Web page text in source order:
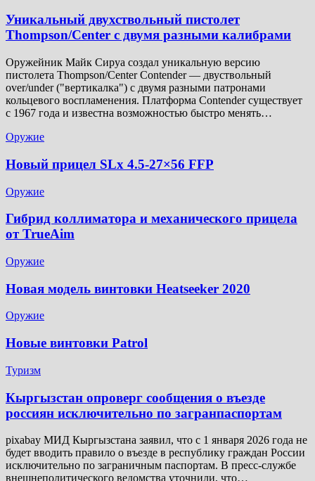
Уникальный двухствольный пистолет
Thompson/Center с двумя разными калибрами
Оружейник Майк Сируа создал уникальную версию
пистолета Thompson/Center Contender — двуствольный
over/under ("вертикалка") с двумя разными патронами
кольцевого воспламенения. Платформа Contender существует
с 1967 года и известна возможностью быстро менять…
Оружие
Новый прицел SLx 4.5-27×56 FFP
Оружие
Гибрид коллиматора и механического прицела
от TrueAim
Оружие
Новая модель винтовки Heatseeker 2020
Оружие
Новые винтовки Patrol
Туризм
Кыргызстан опроверг сообщения о въезде
россиян исключительно по загранпаспортам
pixabay МИД Кыргызстана заявил, что с 1 января 2026 года не
будет вводить правило о въезде в республику граждан России
исключительно по заграничным паспортам. В пресс-службе
внешнеполитического ведомства уточнили, что…